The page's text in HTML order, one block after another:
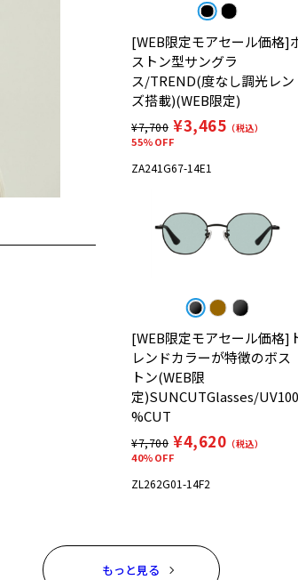
[WEB限定モアセール価格]
ストン型サングラ
ス/TREND(度なし調光レン
ズ搭載)(WEB限定)
¥7,700 ¥3,465 （税込）
55%OFF
ZA241G67-14E1
[WEB限定モアセール価格]
レンドカラーが特徴のボス
トン(WEB限
定)SUNCUTGlasses/UV100
%CUT
¥7,700 ¥4,620 （税込）
40%OFF
ZL262G01-14F2
もっと見る